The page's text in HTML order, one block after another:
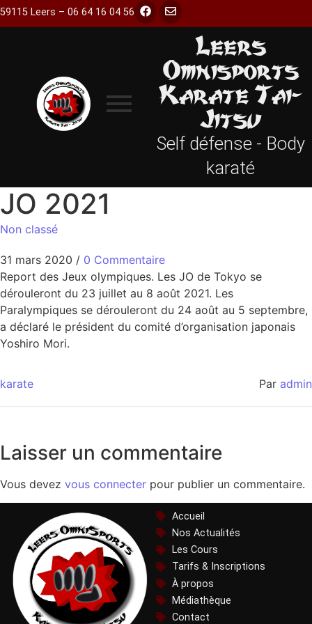
59115 Leers – 06 64 16 04 56
Leers
Omnisports
Karate Tai-
Jitsu
Self défense - Body
karaté
JO 2021
Non classé
31 mars 2020 / 0 Commentaire
Report des Jeux olympiques. Les JO de Tokyo se
dérouleront du 23 juillet au 8 août 2021. Les
Paralympiques se dérouleront du 24 août au 5 septembre,
a déclaré le président du comité d’organisation japonais
Yoshiro Mori.
karate Par admin
Laisser un commentaire
Vous devez vous connecter pour publier un commentaire.
Accueil
Nos Actualités
Les Cours
Tarifs & Inscriptions
À propos
Médiathèque
Contact